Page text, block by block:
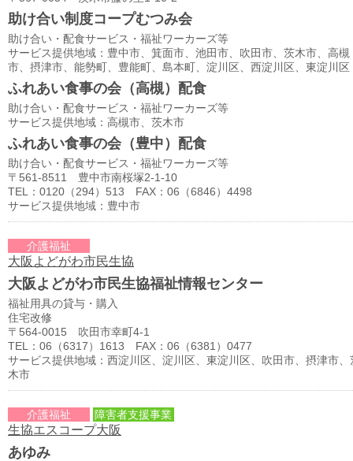
助け合い制度コープむつみ会
助け合い・配食サービス・福祉ワーカーズ等
サービス提供地域：豊中市、箕面市、池田市、吹田市、茨木市、高槻
市、摂津市、能勢町、豊能町、島本町、淀川区、西淀川区、東淀川区
ふれあい食事の会（高槻）配食
助け合い・配食サービス・福祉ワーカーズ等
サービス提供地域：高槻市、茨木市
ふれあい食事の会（豊中）配食
助け合い・配食サービス・福祉ワーカーズ等
〒561-8511 豊中市南桜塚2-1-10
TEL：0120（294）513 FAX：06（6846）4498
サービス提供地域：豊中市
介護福祉
大阪よどがわ市民生協
大阪よどがわ市民生協福祉情報センター
福祉用具の貸与・購入
住宅改修
〒564-0015 吹田市幸町4-1
TEL：06（6317）1613 FAX：06（6381）0477
サービス提供地域：西淀川区、淀川区、東淀川区、吹田市、摂津市、
木市
介護福祉 障害者支援事業
生協エスコープ大阪
あゆみ